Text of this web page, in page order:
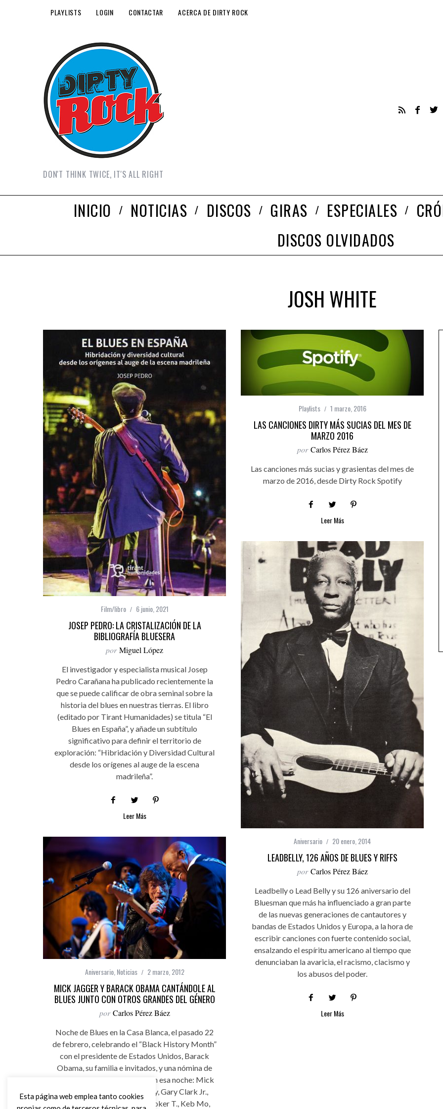
PLAYLISTS LOGIN CONTACTAR ACERCA DE DIRTY ROCK
DON'T THINK TWICE, IT'S ALL RIGHT
INICIO NOTICIAS DISCOS GIRAS ESPECIALES
DISCOS OLVIDADOS
JOSH WHITE
Film/libro 6 junio, 2021
JOSEP PEDRO: LA CRISTALIZACIÓN DE LA
BIBLIOGRAFÍA BLUESERA
por Miguel López
El investigador y especialista musical Josep
Pedro Carañana ha publicado recientemente la
que se puede calificar de obra seminal sobre la
historia del blues en nuestras tierras. El libro
(editado por Tirant Humanidades) se titula “El
Blues en España”, y añade un subtítulo
significativo para definir el territorio de
exploración: “Hibridación y Diversidad Cultural
desde los orígenes al auge de la escena
madrileña”.
Leer Más
Playlists 1 marzo, 2016
LAS CANCIONES DIRTY MÁS SUCIAS DEL MES DE
MARZO 2016
por Carlos Pérez Báez
Las canciones más sucias y grasientas del mes de
marzo de 2016, desde Dirty Rock Spotify
Leer Más
Aniversario 20 enero, 2014
LEADBELLY, 126 AÑOS DE BLUES Y RIFFS
por Carlos Pérez Báez
Leadbelly o Lead Belly y su 126 aniversario del
Bluesman que más ha influenciado a gran parte
de las nuevas generaciones de cantautores y
bandas de Estados Unidos y Europa, a la hora de
escribir canciones con fuerte contenido social,
ensalzando el espíritu americano al tiempo que
denunciaban la avaricia, el racismo, clacismo y
los abusos del poder.
Leer Más
Aniversario, Noticias 2 marzo, 2012
MICK JAGGER Y BARACK OBAMA CANTÁNDOLE AL
BLUES JUNTO CON OTROS GRANDES DEL GÉNERO
por Carlos Pérez Báez
Noche de Blues en la Casa Blanca, el pasado 22
de febrero, celebrando el “Black History Month”
con el presidente de Estados Unidos, Barack
Obama, su familia e invitados, y una nómina de
grandes estrellas que actuaron esa noche: Mick
Jagger, B.B. King, Buddy Guy, Gary Clark Jr.,
Derek Trucks, Jeff Beck, Booker T., Keb Mo,
Esta página web emplea tanto cookies